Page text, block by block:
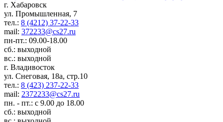
г. Хабаровск
ул. Промышленная, 7
тел.: 8 (4212) 37-22-33
mail: 372233@cs27.ru
пн-пт.: 09.00-18.00
сб.: выходной
вс.: выходной
г. Владивосток
ул. Снеговая, 18а, стр.10
тел.: 8 (423) 237-22-33
mail: 2372233@cs27.ru
пн. - пт.: с 9.00 до 18.00
сб.: выходной